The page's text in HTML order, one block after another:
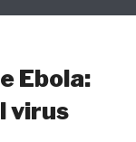
Ebola:
virus